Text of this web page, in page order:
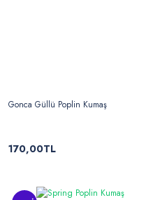
Gonca Güllü Poplin Kumaş
170,00TL